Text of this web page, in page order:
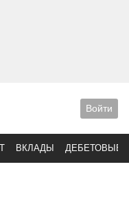
Войти
ВКЛАДЫ ДЕБЕТОВЫЕ